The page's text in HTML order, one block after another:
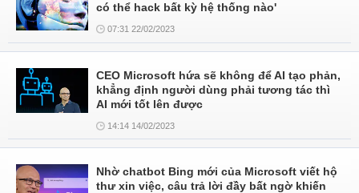
có thể hack bất kỳ hệ thống nào'
07:31 22/02/2023
CEO Microsoft hứa sẽ không để AI tạo phản,
khẳng định người dùng phải tương tác thì
AI mới tốt lên được
14:14 14/02/2023
Nhờ chatbot Bing mới của Microsoft viết hộ
thư xin việc, câu trả lời đầy bất ngờ khiến